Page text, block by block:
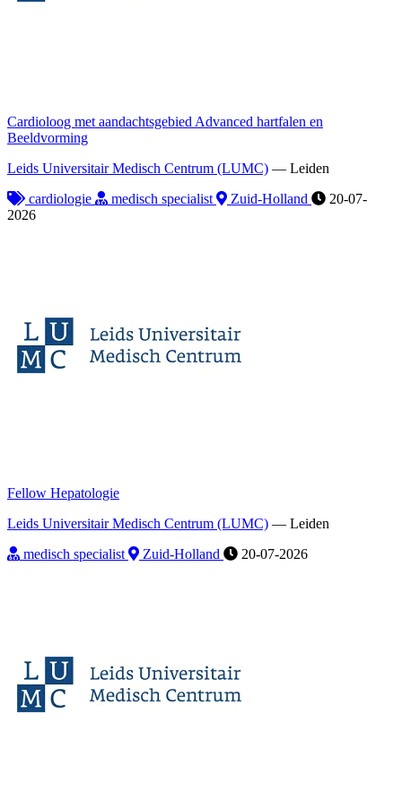
Cardioloog met aandachtsgebied Advanced hartfalen en
Beeldvorming
Leids Universitair Medisch Centrum (LUMC) — Leiden
cardiologie
medisch specialist Zuid-Holland
20-07-
2026
Fellow Hepatologie
Leids Universitair Medisch Centrum (LUMC) — Leiden
medisch specialist
Zuid-Holland 20-07-2026